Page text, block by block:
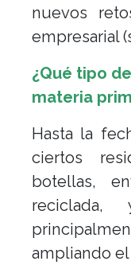
nuevos
empresarial
¿Qué tipo
materia
Hasta la
ciertos
botellas,
ampliando